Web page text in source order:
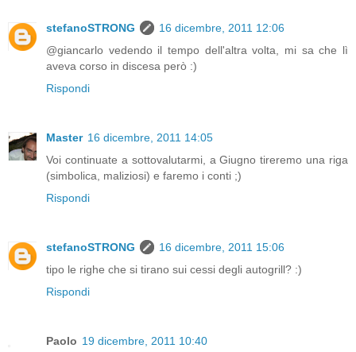
stefanoSTRONG
16 dicembre, 2011 12:06
@giancarlo vedendo il tempo dell'altra volta, mi sa che lì
aveva corso in discesa però :)
Rispondi
Master 16 dicembre, 2011 14:05
Voi continuate a sottovalutarmi, a Giugno tireremo una riga
(simbolica, maliziosi) e faremo i conti ;)
Rispondi
stefanoSTRONG
16 dicembre, 2011 15:06
tipo le righe che si tirano sui cessi degli autogrill? :)
Rispondi
Paolo 19 dicembre, 2011 10:40